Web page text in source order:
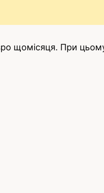
щомісяця. При цьому